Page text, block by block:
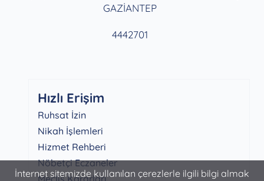
İnternet sitemizde kullanılan çerezlerle ilgili bilgi almak
GAZİANTEP
4442701
Hızlı Erişim
Ruhsat İzin
Nikah İşlemleri
Hizmet Rehberi
Nöbetçi Eczaneler
Meclis Kararları